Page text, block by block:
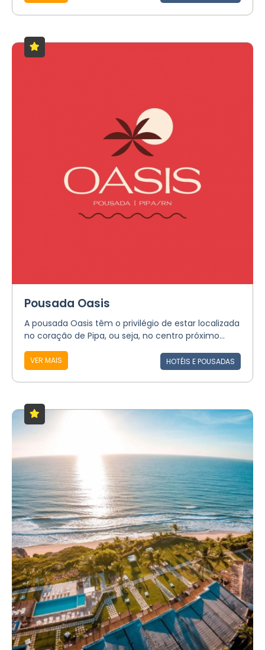
Pousada Oasis
A pousada Oasis têm o privilégio de estar localizada
no coração de Pipa, ou seja, no centro próximo...
VER MAIS HOTÉIS E POUSADAS